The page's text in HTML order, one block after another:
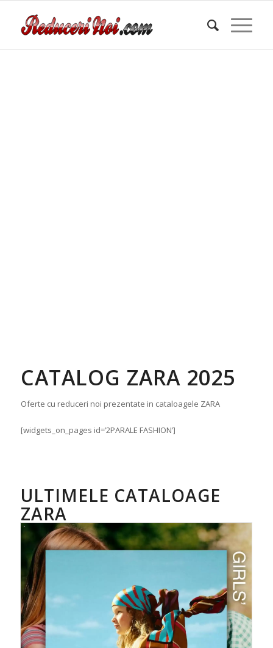
CATALOG ZARA 2025
Oferte cu reduceri noi prezentate in cataloagele ZARA
[widgets_on_pages id=’2PARALE FASHION’]
ULTIMELE CATALOAGE
ZARA